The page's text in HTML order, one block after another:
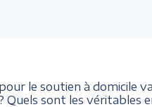
le soutien à domicile
sont les véritables